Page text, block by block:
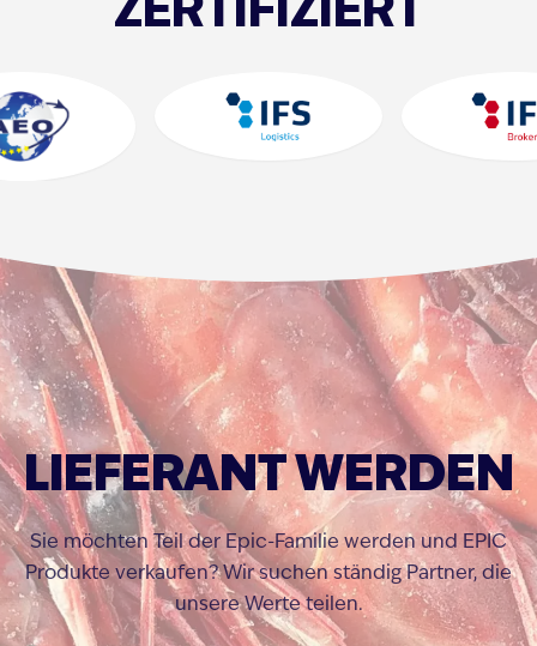
LIEFERANT WERDEN
Sie möchten Teil der Epic-Familie werden und EPIC
Produkte verkaufen? Wir suchen ständig Partner, die
unsere Werte teilen.